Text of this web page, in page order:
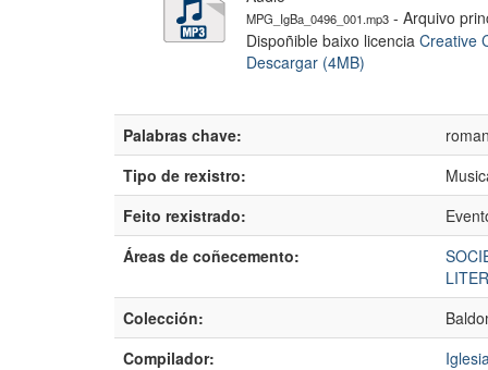
MPG_IgBa_0496_001.mp3 - Arquivo
Dispoñible baixo licencia Creative
Descargar (4MB)
Palabras chave:
Tipo de rexistro:
Feito rexistrado:
Áreas de coñecemento:
Colección:
Compilador: